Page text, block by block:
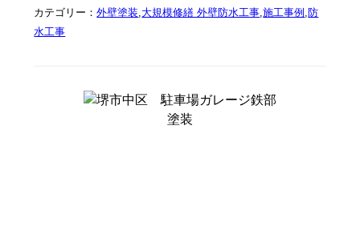
カテゴリー：外壁塗装,大規模修繕 外壁防水工事,施工事例 ,防
水工事